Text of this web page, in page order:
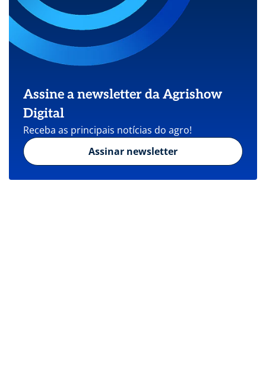
Assine a newsletter da Agrishow
Digital
Receba as principais notícias do agro!
Assinar newsletter